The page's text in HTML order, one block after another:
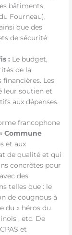
bâtiments
Fourneau),
que des
de sécurité
: Le budget,
de la
Les
leur soutien et
aux dépenses.
francophone
Commune
et aux
de qualité et qui
concrètes pour
des
telles que : le
de cougnous à
du « héros du
, etc. De
et